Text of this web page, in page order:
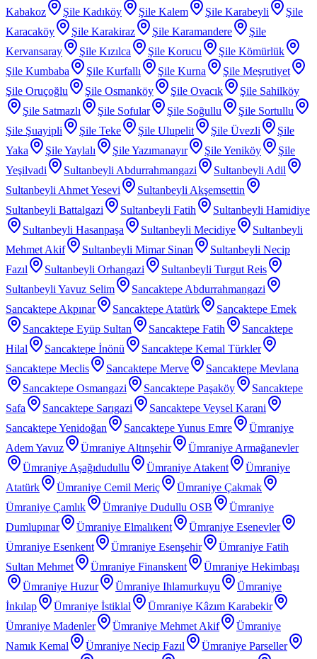
Kabakoz
Şile Kadıköy Şile Kalem Şile Karabeyli
Şile
Karacaköy
Şile Karakiraz Şile Karamandere
Şile
Kervansaray
Şile Kızılca Şile Korucu
Şile Kömürlük
Şile Kumbaba
Şile Kurfallı Şile Kurna
Şile Meşrutiyet
Şile Oruçoğlu
Şile Osmanköy Şile Ovacık
Şile Sahilköy
Şile Satmazlı
Şile Sofular Şile Soğullu
Şile Sortullu
Şile Şuayipli
Şile Teke Şile Ulupelit Şile Üvezli
Şile
Yaka
Şile Yaylalı Şile Yazımanayır Şile Yeniköy
Şile
Yeşilvadi
Sultanbeyli Abdurrahmangazi
Sultanbeyli Adil
Sultanbeyli Ahmet Yesevi
Sultanbeyli Akşemsettin
Sultanbeyli Battalgazi
Sultanbeyli Fatih
Sultanbeyli Hamidiye
Sultanbeyli Hasanpaşa
Sultanbeyli Mecidiye
Sultanbeyli
Mehmet Akif
Sultanbeyli Mimar Sinan
Sultanbeyli Necip
Fazıl
Sultanbeyli Orhangazi
Sultanbeyli Turgut Reis
Sultanbeyli Yavuz Selim
Sancaktepe Abdurrahmangazi
Sancaktepe Akpınar
Sancaktepe Atatürk
Sancaktepe Emek
Sancaktepe Eyüp Sultan
Sancaktepe Fatih
Sancaktepe
Hilal
Sancaktepe İnönü
Sancaktepe Kemal Türkler
Sancaktepe Meclis
Sancaktepe Merve
Sancaktepe Mevlana
Sancaktepe Osmangazi
Sancaktepe Paşaköy
Sancaktepe
Safa
Sancaktepe Sarıgazi
Sancaktepe Veysel Karani
Sancaktepe Yenidoğan
Sancaktepe Yunus Emre
Ümraniye
Adem Yavuz
Ümraniye Altınşehir
Ümraniye Armağanevler
Ümraniye Aşağıdudullu
Ümraniye Atakent
Ümraniye
Atatürk
Ümraniye Cemil Meriç
Ümraniye Çakmak
Ümraniye Çamlık
Ümraniye Dudullu OSB
Ümraniye
Dumlupınar
Ümraniye Elmalıkent
Ümraniye Esenevler
Ümraniye Esenkent
Ümraniye Esenşehir
Ümraniye Fatih
Sultan Mehmet
Ümraniye Finanskent
Ümraniye Hekimbaşı
Ümraniye Huzur
Ümraniye Ihlamurkuyu
Ümraniye
İnkılap
Ümraniye İstiklal
Ümraniye Kâzım Karabekir
Ümraniye Madenler
Ümraniye Mehmet Akif
Ümraniye
Namık Kemal
Ümraniye Necip Fazıl
Ümraniye Parseller